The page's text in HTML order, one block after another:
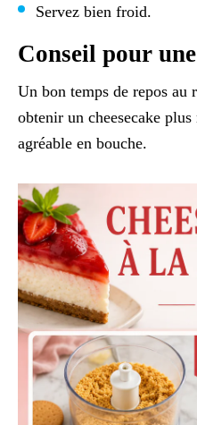
Servez bien froid.
Conseil pour
Un bon temps de repos au
obtenir un cheesecake
agréable en bouche.